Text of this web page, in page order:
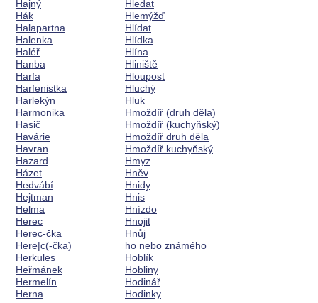
Hajný
Hák
Halapartna
Halenka
Haléř
Hanba
Harfa
Harfenistka
Harlekýn
Harmonika
Hasič
Havárie
Havran
Hazard
Házet
Hedvábí
Hejtman
Helma
Herec
Herec-čka
Here|c(-čka)
Herkules
Heřmánek
Hermelín
Herna
Hledat
Hlemýžď
Hlídat
Hlídka
Hlína
Hliniště
Hloupost
Hluchý
Hluk
Hmoždíř (druh děla)
Hmoždíř (kuchyňský)
Hmoždíř druh děla
Hmoždíř kuchyňský
Hmyz
Hněv
Hnidy
Hnis
Hnízdo
Hnojit
Hnůj
ho nebo známého
Hoblík
Hobliny
Hodinář
Hodinky